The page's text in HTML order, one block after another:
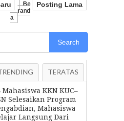
Posting Lama
Be
Rand
A
Search
TERATAS
Mahasiswa KKN KUC–
Selesaikan Program
Mahasiswa
Langsung Dari